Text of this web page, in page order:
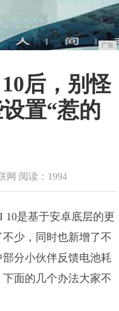
广告
后，别怪
置“惹的
网 阅读：1994
10是基于安卓底层的更
少，同时也新增了不
分小伙伴反馈电池耗
下面的几个办法大家不